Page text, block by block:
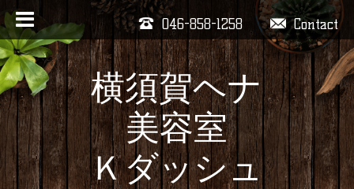
Contact
046-858-1258
横須賀ヘナ
美容室
Ｋダッシュ